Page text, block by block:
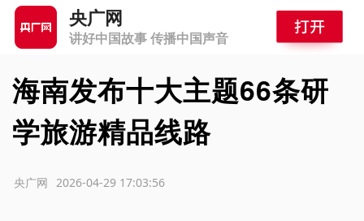
央广网
讲好中国故事 传播中国声音
海南发布十大主题66条研
学旅游精品线路
2026-04-29 17:03:56
央广网